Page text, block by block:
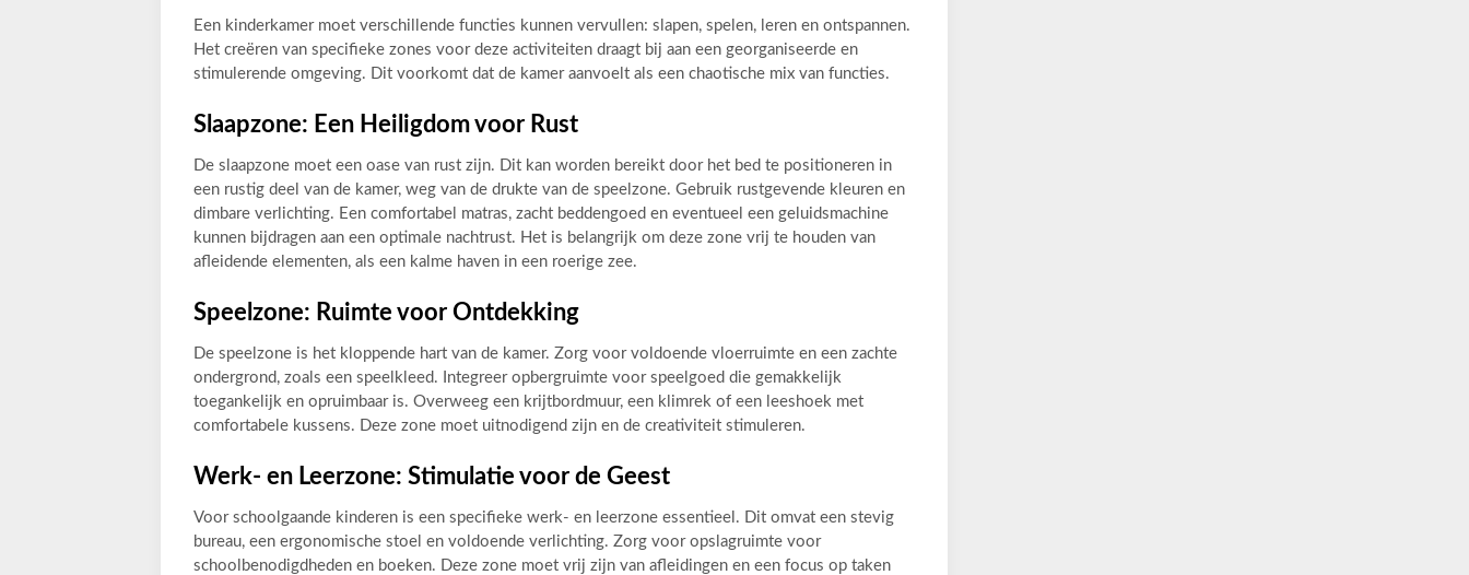
Een kinderkamer moet verschillende functies kunnen vervullen: slapen, spelen, leren en ontspannen.
Het creëren van specifieke zones voor deze activiteiten draagt bij aan een georganiseerde en
stimulerende omgeving. Dit voorkomt dat de kamer aanvoelt als een chaotische mix van functies.
Slaapzone: Een Heiligdom voor Rust
De slaapzone moet een oase van rust zijn. Dit kan worden bereikt door het bed te positioneren in
een rustig deel van de kamer, weg van de drukte van de speelzone. Gebruik rustgevende kleuren en
dimbare verlichting. Een comfortabel matras, zacht beddengoed en eventueel een geluidsmachine
kunnen bijdragen aan een optimale nachtrust. Het is belangrijk om deze zone vrij te houden van
afleidende elementen, als een kalme haven in een roerige zee.
Speelzone: Ruimte voor Ontdekking
De speelzone is het kloppende hart van de kamer. Zorg voor voldoende vloerruimte en een zachte
ondergrond, zoals een speelkleed. Integreer opbergruimte voor speelgoed die gemakkelijk
toegankelijk en opruimbaar is. Overweeg een krijtbordmuur, een klimrek of een leeshoek met
comfortabele kussens. Deze zone moet uitnodigend zijn en de creativiteit stimuleren.
Werk- en Leerzone: Stimulatie voor de Geest
Voor schoolgaande kinderen is een specifieke werk- en leerzone essentieel. Dit omvat een stevig
bureau, een ergonomische stoel en voldoende verlichting. Zorg voor opslagruimte voor
schoolbenodigdheden en boeken. Deze zone moet vrij zijn van afleidingen en een focus op taken